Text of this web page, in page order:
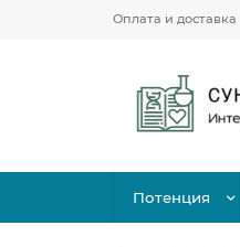
Оплата и доставка
Потенция